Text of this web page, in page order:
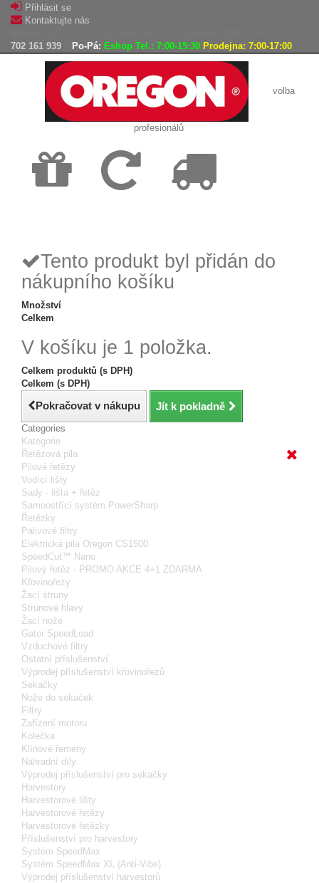
Přihlásit se
Kontaktujte nás
702 161 939
Po-Pá: Eshop Tel.: 7:00-15:30 Prodejna: 7:00-17:00
volba
profesionálů
Tento produkt byl přidán do
nákupního košíku
Množství
Celkem
V košíku je 1 položka.
Celkem produktů (s DPH)
Celkem (s DPH)
Pokračovat v nákupu Jít k pokladně
Categories
Kategorie
Řetězová pila
Pilové řetězy
Vodící lišty
Sady - lišta + řetěz
Samoostřící systém PowerSharp
Řetězky
Palivové filtry
Elektrická pila Oregon CS1500
SpeedCut™ Nano
Pilový řetěz - PROMO AKCE 4+1 ZDARMA
Křovinořezy
Žací struny
Strunové hlavy
Žací nože
Gator SpeedLoad
Vzduchové filtry
Ostatní příslušenství
Výprodej příslušenství křovinořezů
Sekačky
Nože do sekaček
Filtry
Zařízení motoru
Kolečka
Klínové řemeny
Náhradní díly
Výprodej příslušenství pro sekačky
Harvestory
Harvestorové lišty
Harvestorové řetězy
Harvestorové řetězky
Příslušenství pro harvestory
Systém SpeedMax
Systém SpeedMax XL (Anti-Vibe)
Výprodej příslušenství harvestorů